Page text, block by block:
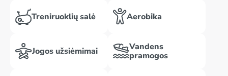
Treniruoklių salė Aerobika
Jogos užsiėmimai
Vandens
pramogos